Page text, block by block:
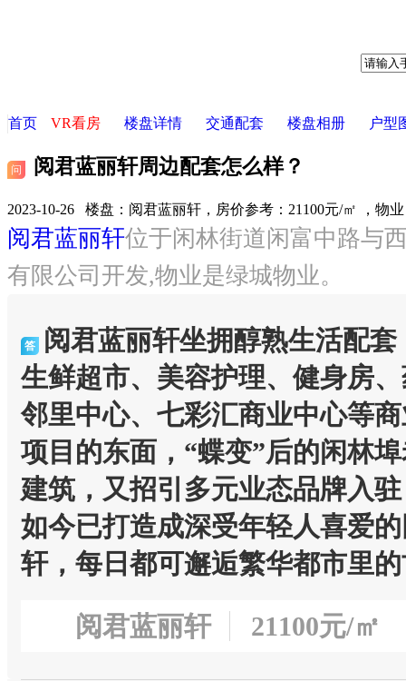
首页 VR看房 楼盘详情 交通配套 楼盘相册 户型
问 阅君蓝丽轩周边配套怎么样？
2023-10-26 楼盘： 阅君蓝丽轩，房价参考：21100元/㎡ ，物
阅君蓝丽轩位于闲林街道闲富中路与
有限公司开发,物业是绿城物业。
答
阅君蓝丽轩坐拥醇熟生活配
生鲜超市、美容护理、健身房
邻里中心、七彩汇商业中心等
项目的东面，“蝶变”后的闲林
建筑，又招引多元业态品牌入
如今已打造成深受年轻人喜爱
轩，每日都可邂逅繁华都市里
阅君蓝丽轩 21100元/㎡